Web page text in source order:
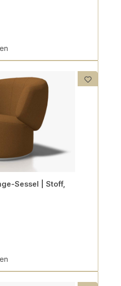
Sessel | Stoff,